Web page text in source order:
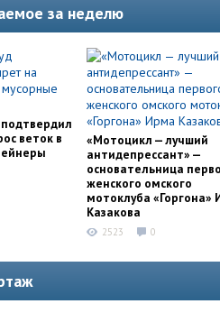
за неделю
веток в
«Мотоцикл — лучший
антидепрессант» —
основательница
женского омского
мотоклуба «Горгона»
Казакова
2523 0